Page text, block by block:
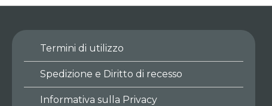
Termini di utilizzo
Spedizione e Diritto di recesso
Informativa sulla Privacy